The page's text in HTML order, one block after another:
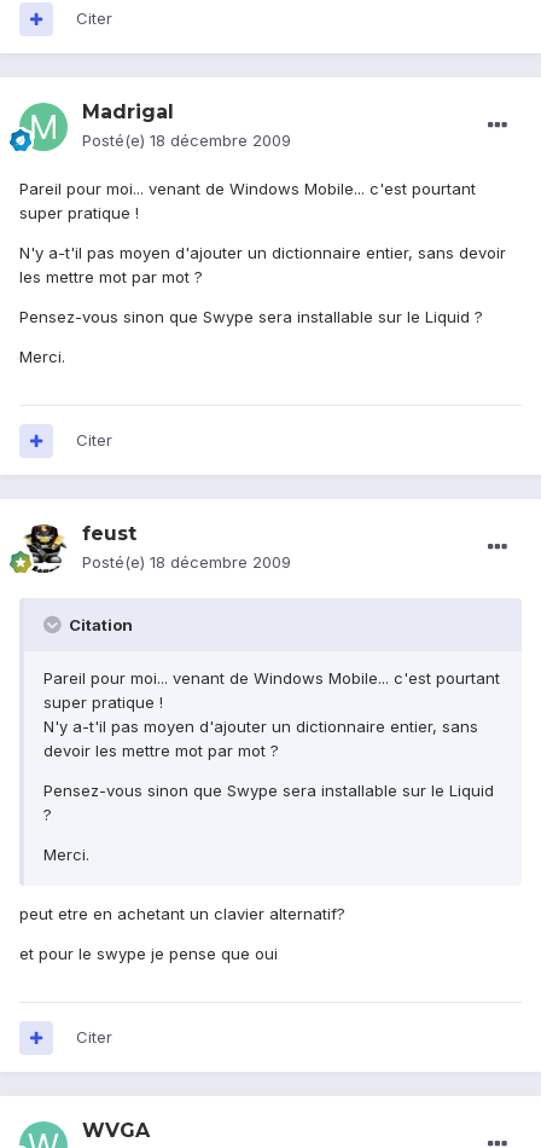
Citer
Madrigal
Posté(e) 18 décembre 2009
Pareil pour moi... venant de Windows Mobile... c'est pourtant
super pratique !
N'y a-t'il pas moyen d'ajouter un dictionnaire entier, sans devoir
les mettre mot par mot ?
Pensez-vous sinon que Swype sera installable sur le Liquid ?
Merci.
Citer
feust
Posté(e) 18 décembre 2009
Citation
Pareil pour moi... venant de Windows Mobile... c'est pourtant
super pratique !
N'y a-t'il pas moyen d'ajouter un dictionnaire entier, sans
devoir les mettre mot par mot ?
Pensez-vous sinon que Swype sera installable sur le Liquid
?
Merci.
peut etre en achetant un clavier alternatif?
et pour le swype je pense que oui
Citer
WVGA